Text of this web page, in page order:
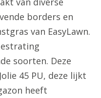
borders en
van EasyLawn.
soorten. Deze
45 PU, deze lijkt
heeft